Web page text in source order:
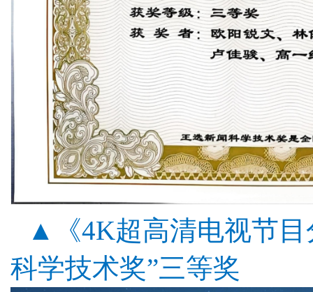
▲《4K超高清电视节目
科学技术奖”三等奖